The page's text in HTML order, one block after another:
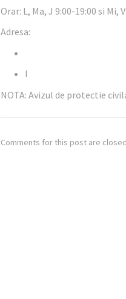
Orar: L, Ma, J 9:00-19:00 si Mi,
Adresa:
I
NOTA: Avizul de protectie
Comments for this post are